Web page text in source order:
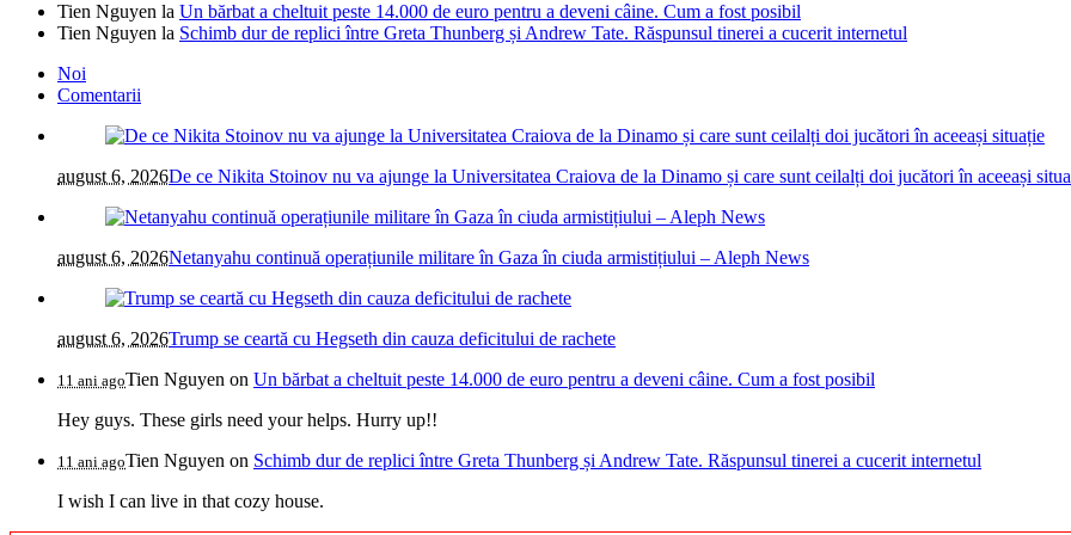
Tien Nguyen la Un bărbat a cheltuit peste 14.000 de euro pentru a deveni câine. Cum a fost posibil
Tien Nguyen la Schimb dur de replici între Greta Thunberg și Andrew Tate. Răspunsul tinerei a cucerit internetul
Noi
Comentarii
august 6, 2026De ce Nikita Stoinov nu va ajunge la Universitatea Craiova de la Dinamo și care sunt ceilalți doi jucători în aceeași
august 6, 2026Netanyahu continuă operațiunile militare în Gaza în ciuda armistițiului – Aleph News
august 6, 2026Trump se ceartă cu Hegseth din cauza deficitului de rachete
11 ani agoTien Nguyen on Un bărbat a cheltuit peste 14.000 de euro pentru a deveni câine. Cum a fost posibil
Hey guys. These girls need your helps. Hurry up!!
11 ani agoTien Nguyen on Schimb dur de replici între Greta Thunberg și Andrew Tate. Răspunsul tinerei a cucerit internetul
I wish I can live in that cozy house.